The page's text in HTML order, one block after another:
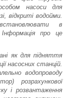
насоси для
відкриті водойми.
в
про це
як для підняття
насосних станцій.
водопроводу
розрахункової
і розвантаження